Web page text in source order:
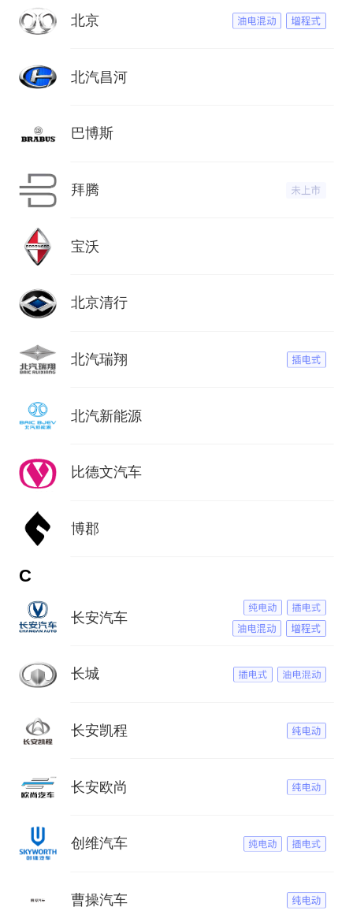
北京
北汽昌河
巴博斯
拜腾
宝沃
北京清行
北汽瑞翔
北汽新能源
比德文汽车
博郡
C
长安汽车
长城
长安凯程
长安欧尚
创维汽车
曹操汽车